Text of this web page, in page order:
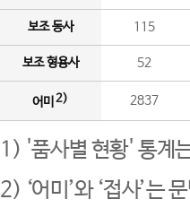
보조 동사 115
보조 형용사 52
어미 2) 2837
1) '품사별 현황' 통계
2) ‘어미’와 ‘접사’는